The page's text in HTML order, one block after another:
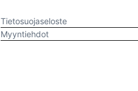
Tietosuojaseloste
Myyntiehdot